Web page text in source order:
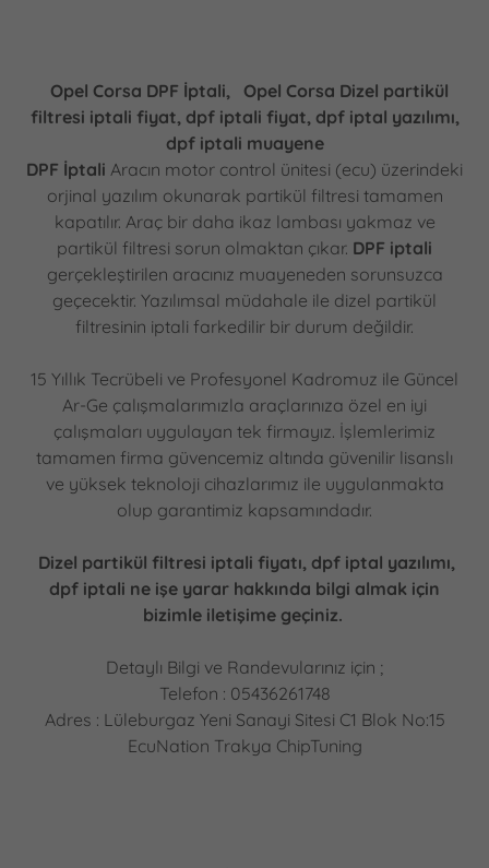
Opel Corsa DPF İptali,
Opel Corsa Dizel partikül
filtresi iptali fiyat, dpf iptali fiyat, dpf iptal yazılımı,
dpf iptali muayene
DPF İptali Aracın motor control ünitesi (ecu) üzerindeki
orjinal yazılım okunarak partikül filtresi tamamen
kapatılır. Araç bir daha ikaz lambası yakmaz ve
partikül filtresi sorun olmaktan çıkar. DPF iptali
gerçekleştirilen aracınız muayeneden sorunsuzca
geçecektir. Yazılımsal müdahale ile dizel partikül
filtresinin iptali farkedilir bir durum değildir.
15 Yıllık Tecrübeli ve Profesyonel Kadromuz ile Güncel
Ar-Ge çalışmalarımızla araçlarınıza özel en iyi
çalışmaları uygulayan tek firmayız. İşlemlerimiz
tamamen firma güvencemiz altında güvenilir lisanslı
ve yüksek teknoloji cihazlarımız ile uygulanmakta
olup garantimiz kapsamındadır.
Dizel partikül filtresi iptali fiyatı, dpf iptal yazılımı,
dpf iptali ne işe yarar hakkında bilgi almak için
bizimle iletişime geçiniz.
Detaylı Bilgi ve Randevularınız için ;
Telefon : 05436261748
Adres : Lüleburgaz Yeni Sanayi Sitesi C1 Blok No:15
EcuNation Trakya ChipTuning